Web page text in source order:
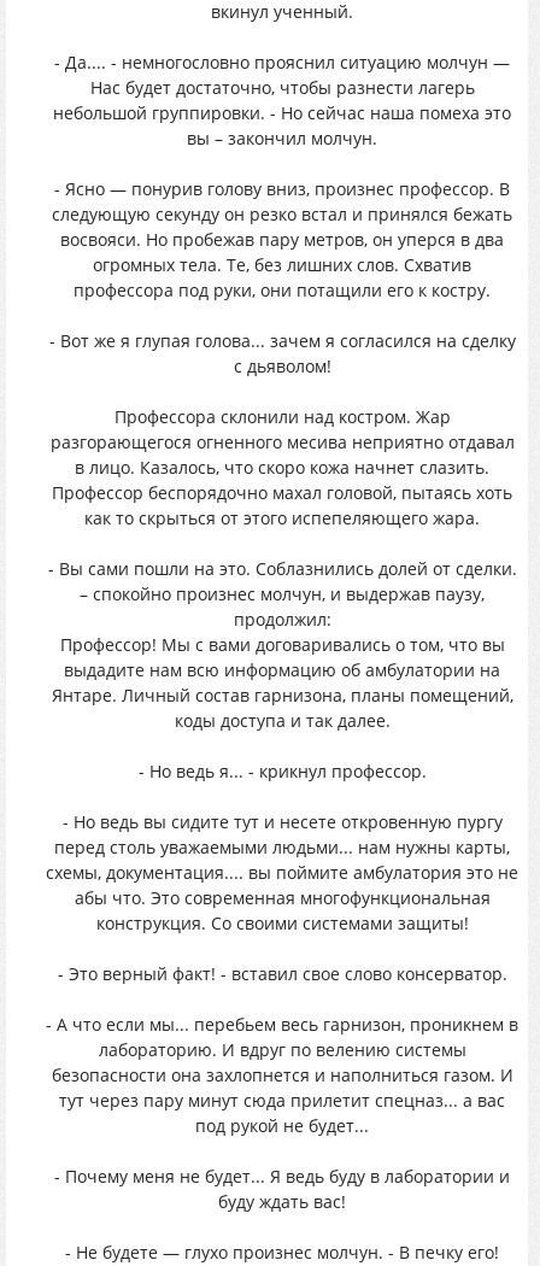
вкинул ученный.
- Да.... - немногословно прояснил ситуацию молчун —
Нас будет достаточно, чтобы разнести лагерь
небольшой группировки. - Но сейчас наша помеха это
вы – закончил молчун.
- Ясно — понурив голову вниз, произнес профессор. В
следующую секунду он резко встал и принялся бежать
восвояси. Но пробежав пару метров, он уперся в два
огромных тела. Те, без лишних слов. Схватив
профессора под руки, они потащили его к костру.
- Вот же я глупая голова... зачем я согласился на сделку
с дьяволом!
Профессора склонили над костром. Жар
разгорающегося огненного месива неприятно отдавал
в лицо. Казалось, что скоро кожа начнет слазить.
Профессор беспорядочно махал головой, пытаясь хоть
как то скрыться от этого испепеляющего жара.
- Вы сами пошли на это. Соблазнились долей от сделки.
– спокойно произнес молчун, и выдержав паузу,
продолжил:
Профессор! Мы с вами договаривались о том, что вы
выдадите нам всю информацию об амбулатории на
Янтаре. Личный состав гарнизона, планы помещений,
коды доступа и так далее.
- Но ведь я... - крикнул профессор.
- Но ведь вы сидите тут и несете откровенную пургу
перед столь уважаемыми людьми... нам нужны карты,
схемы, документация.... вы поймите амбулатория это не
абы что. Это современная многофункциональная
конструкция. Со своими системами защиты!
- Это верный факт! - вставил свое слово консерватор.
- А что если мы... перебьем весь гарнизон, проникнем в
лабораторию. И вдруг по велению системы
безопасности она захлопнется и наполниться газом. И
тут через пару минут сюда прилетит спецназ... а вас
под рукой не будет...
- Почему меня не будет... Я ведь буду в лаборатории и
буду ждать вас!
- Не будете — глухо произнес молчун. - В печку его!